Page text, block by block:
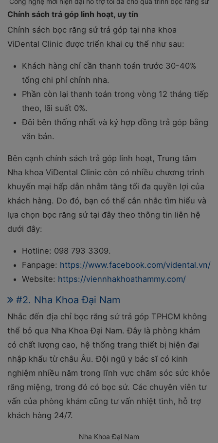
Chính sách trả góp linh hoạt, uy tín
Chính sách bọc răng sứ trả góp tại nha khoa
ViDental Clinic được triển khai cụ thể như sau:
Khách hàng chỉ cần thanh toán trước 30-40%
tổng chi phí chỉnh nha.
Phần còn lại thanh toán trong vòng 12 tháng tiếp
theo, lãi suất 0%.
Đôi bên thống nhất và ký hợp đồng trả góp bằng
văn bản.
Bên cạnh chính sách trả góp linh hoạt, Trung tâm
Nha khoa ViDental Clinic còn có nhiều chương trình
khuyến mại hấp dẫn nhằm tăng tối đa quyền lợi của
khách hàng. Do đó, bạn có thể cân nhắc tìm hiểu và
lựa chọn bọc răng sứ tại đây theo thông tin liên hệ
dưới đây:
Hotline: 098 793 3309.
Fanpage: https://www.facebook.com/vidental.vn/
Website: https://viennhakhoathammy.com/
#2. Nha Khoa Đại Nam
Nhắc đến địa chỉ bọc răng sứ trả góp TPHCM không
thể bỏ qua Nha Khoa Đại Nam. Đây là phòng khám
có chất lượng cao, hệ thống trang thiết bị hiện đại
nhập khẩu từ châu Âu. Đội ngũ y bác sĩ có kinh
nghiệm nhiều năm trong lĩnh vực chăm sóc sức khỏe
răng miệng, trong đó có bọc sứ. Các chuyên viên tư
vấn của phòng khám cũng tư vấn nhiệt tình, hỗ trợ
khách hàng 24/7.
Nha Khoa Đại Nam